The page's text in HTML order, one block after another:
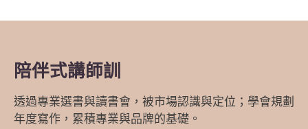
陪伴式講師訓
透過專業選書與讀書會，被市場認識與定位；學會規劃
年度寫作，累積專業與品牌的基礎。